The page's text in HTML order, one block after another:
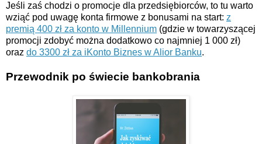
Jeśli zaś chodzi o promocje dla przedsiębiorców, to tu warto
wziąć pod uwagę konta firmowe z bonusami na start: z
premią 400 zł za konto w Millennium (gdzie w towarzyszącej
promocji zdobyć można dodatkowo co najmniej 1 000 zł)
oraz do 3300 zł za iKonto Biznes w Alior Banku.
Przewodnik po świecie bankobrania